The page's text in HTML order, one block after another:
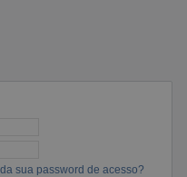
sua password de acesso?